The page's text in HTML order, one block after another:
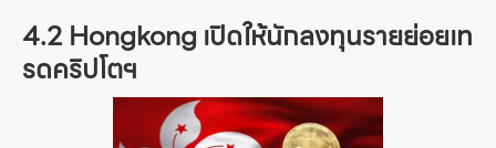
4.2 Hongkong เปิดให้นักลงทุนรายย่อยเท
รดคริปโตฯ